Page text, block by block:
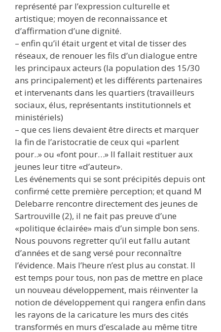
représenté par l’expression culturelle et
artistique; moyen de reconnaissance et
d’affirmation d’une dignité.
– enfin qu’il était urgent et vital de tisser des
réseaux, de renouer les fils d’un dialogue entre
les principaux acteurs (la population des 15/30
ans principalement) et les différents partenaires
et intervenants dans les quartiers (travailleurs
sociaux, élus, représentants institutionnels et
ministériels)
– que ces liens devaient être directs et marquer
la fin de l’aristocratie de ceux qui «parlent
pour..» ou «font pour…» Il fallait restituer aux
jeunes leur titre «d’auteur».
Les événements qui se sont précipités depuis ont
confirmé cette première perception; et quand M
Delebarre rencontre directement des jeunes de
Sartrouville (2), il ne fait pas preuve d’une
«politique éclairée» mais d’un simple bon sens.
Nous pouvons regretter qu’il eut fallu autant
d’années et de sang versé pour reconnaître
l’évidence. Mais l’heure n’est plus au constat. Il
est temps pour tous, non pas de mettre en place
un nouveau développement, mais réinventer la
notion de développement qui rangera enfin dans
les rayons de la caricature les murs des cités
transformés en murs d’escalade au même titre